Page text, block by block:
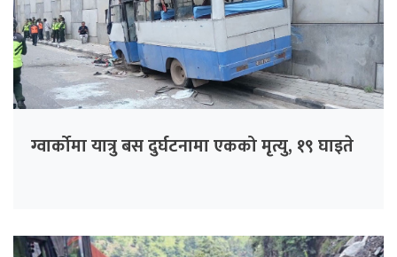
ग्वार्कोमा यात्रु बस दुर्घटनामा एकको मृत्यु, १९ घाइते